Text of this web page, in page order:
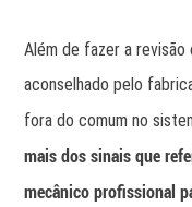
Além de fazer a
aconselhado pelo
fora do comum no
mais dos sinais que
mecânico profissional